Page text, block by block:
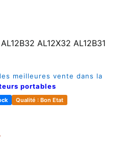
AL12X32 AL12B31
meilleures vente dans la
portables
Qualité : Bon Etat